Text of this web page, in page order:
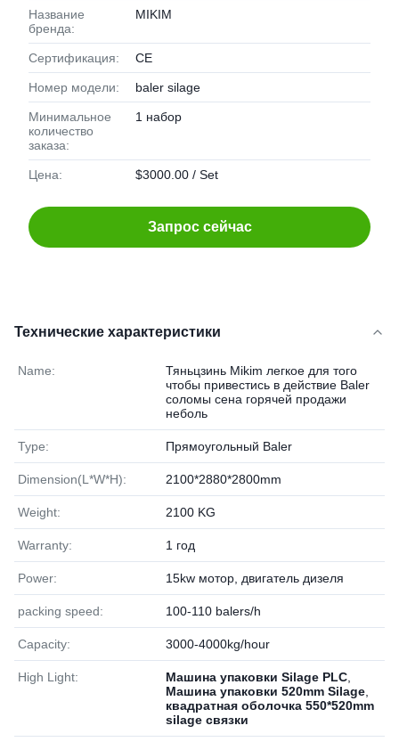
Название
бренда:
MIKIM
Сертификация: CE
Номер модели: baler silage
Минимальное
количество
заказа:
1 набор
Цена: $3000.00 / Set
Запрос сейчас
Технические характеристики
Name:
Тяньцзинь Mikim легкое для того
чтобы привестись в действие Baler
соломы сена горячей продажи
неболь
Type: Прямоугольный Baler
Dimension(L*W*H): 2100*2880*2800mm
Weight: 2100 KG
Warranty: 1 год
Power: 15kw мотор, двигатель дизеля
packing speed: 100-110 balers/h
Capacity: 3000-4000kg/hour
High Light: Машина упаковки Silage PLC
Машина упаковки 520mm Silage
квадратная оболочка 550*520mm
silage связки